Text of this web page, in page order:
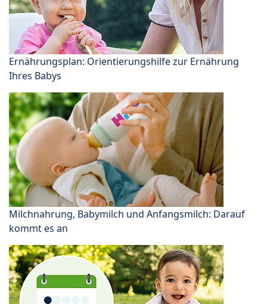
Ernährungsplan: Orientierungshilfe zur Ernährung
Ihres Babys
Milchnahrung, Babymilch und Anfangsmilch: Darauf
kommt es an